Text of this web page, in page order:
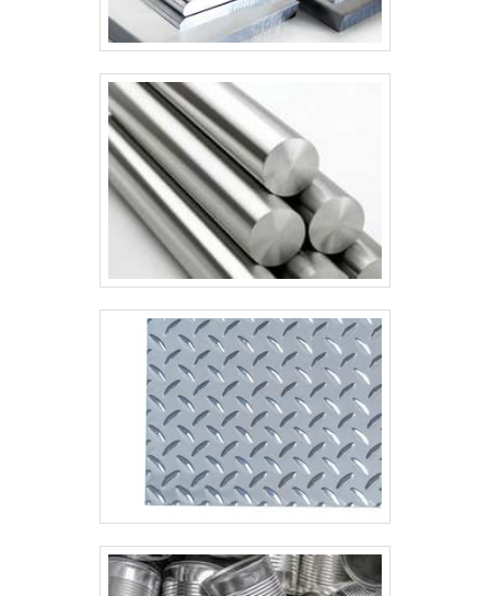
Manutenção e Montagem tem o que há de
melhor no ramo de empresa de montagem
mais confiável, disponibilizando itens como
montagem de estruturas metálicas com
coberturas e barracões e montagem de
tubulação de inox.Tem rótulo de uma
empresa comprometida com seus serviços e
uma empresa responsável, padrões
possíveis por contar com escritório de alta
qualidade onde são realizadas as atividades
e biblioteca técnica de apoio. Tudo isso,
unido a um time de equipe multidisciplinar
de consultores associados e profissionais
qualificados, comprova sua essência de
trazer o melhor para todos os clientes.